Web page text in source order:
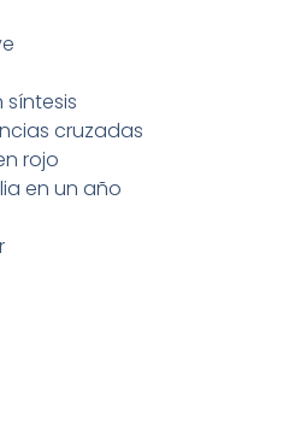
síntesis
cruzadas
rojo
en un año